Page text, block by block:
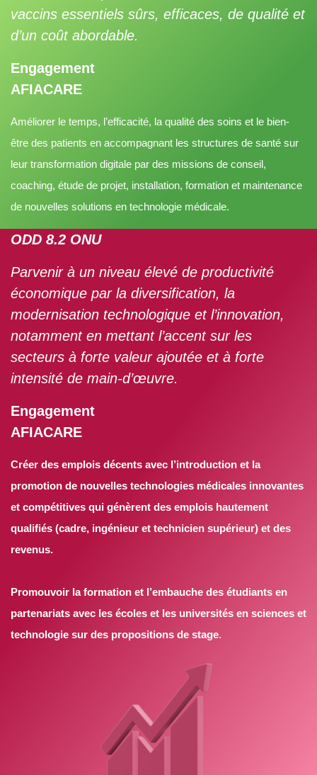
vaccins essentiels sûrs, efficaces, de qualité et
d’un coût abordable.
Engagement
AFIACARE
Améliorer le temps, l’efficacité, la qualité des soins et le bien-
être des patients en accompagnant les structures de santé sur
leur transformation digitale par des missions de conseil,
coaching, étude de projet, installation, formation et maintenance
de nouvelles solutions en technologie médicale.
ODD 8.2 ONU
Parvenir à un niveau élevé de productivité
économique par la diversification, la
modernisation technologique et l’innovation,
notamment en mettant l’accent sur les
secteurs à forte valeur ajoutée et à forte
intensité de main-d’œuvre.
Engagement
AFIACARE
Créer des emplois décents avec l’introduction et la
promotion de nouvelles technologies médicales innovantes
et compétitives qui génèrent des emplois hautement
qualifiés (cadre, ingénieur et technicien supérieur) et des
revenus.
Promouvoir la formation et l’embauche des étudiants en
partenariats avec les écoles et les universités en sciences et
technologie sur des propositions de stage.